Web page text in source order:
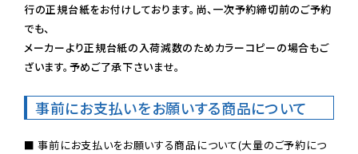
行の正規台紙をお付けしております。尚、一次予約締切前のご予約
でも、
メーカーより正規台紙の入荷減数のためカラーコピーの場合もご
ざいます。予めご了承下さいませ。
事前にお支払いをお願いする商品について
■ 事前にお支払いをお願いする商品について(大量のご予約につ